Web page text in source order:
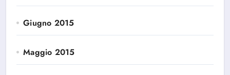
Giugno 2015
Maggio 2015